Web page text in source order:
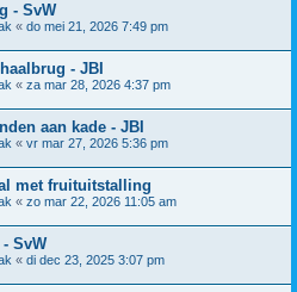
- SvW
« do mei 21, 2026 7:49 pm
- JBI
« za mar 28, 2026 4:37 pm
aan kade - JBI
« vr mar 27, 2026 5:36 pm
met fruituitstalling
« zo mar 22, 2026 11:05 am
SvW
« di dec 23, 2025 3:07 pm